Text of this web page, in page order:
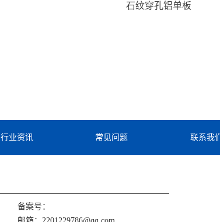
石纹穿孔铝单板
行业资讯 常见问题 联系我们
备案号：